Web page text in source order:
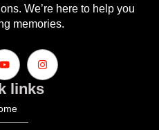
links
We’re here to help you
memories.